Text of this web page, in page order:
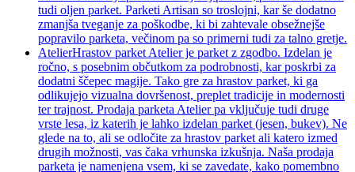
tudi oljen parket. Parketi Artisan so troslojni, kar še dodatno
zmanjša tveganje za poškodbe, ki bi zahtevale obsežnejše
popravilo parketa, večinom pa so primerni tudi za talno gretje.
AtelierHrastov parket Atelier je parket z zgodbo. Izdelan je
ročno, s posebnim občutkom za podrobnosti, kar poskrbi za
dodatni ščepec magije. Tako gre za hrastov parket, ki ga
odlikujejo vizualna dovršenost, preplet tradicije in modernosti
ter trajnost. Prodaja parketa Atelier pa vključuje tudi druge
vrste lesa, iz katerih je lahko izdelan parket (jesen, bukev). Ne
glede na to, ali se odločite za hrastov parket ali katero izmed
drugih možnosti, vas čaka vrhunska izkušnja. Naša prodaja
parketa je namenjena vsem, ki se zavedate, kako pomembno